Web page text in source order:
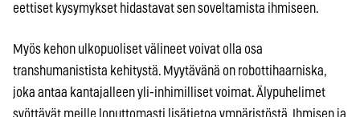
eettiset kysymykset hidastavat sen soveltamista ihmiseen.
Myös kehon ulkopuoliset välineet voivat olla osa
transhumanistista kehitystä. Myytävänä on robottihaarniska,
joka antaa kantajalleen yli-inhimilliset voimat. Älypuhelimet
syöttävät meille loputtomasti lisätietoa ympäristöstä. Ihmisen ja